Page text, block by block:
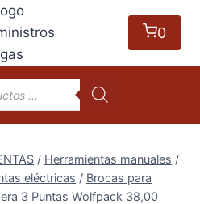
0
/ Herramientas manuales /
eléctricas / Brocas para
3 Puntas Wolfpack 38,00